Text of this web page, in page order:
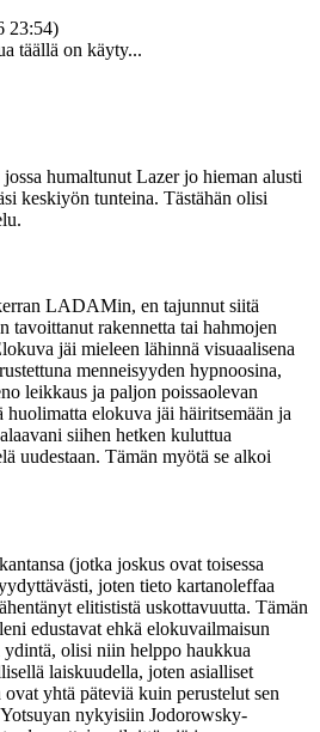
23:54)
täällä on käyty...
humaltunut Lazer jo hieman alusti
keskiyön tunteina. Tästähän olisi
LADAMin, en tajunnut siitä
tavoittanut rakennetta tai hahmojen
jäi mieleen lähinnä visuaalisena
menneisyyden hypnoosina,
leikkaus ja paljon poissaolevan
elokuva jäi häiritsemään ja
siihen hetken kuluttua
uudestaan. Tämän myötä se alkoi
(jotka joskus ovat toisessa
joten tieto kartanoleffaa
elitististä uskottavuutta. Tämän
edustavat ehkä elokuvailmaisun
olisi niin helppo haukkua
laiskuudella, joten asialliset
yhtä päteviä kuin perustelut sen
Yotsuyan nykyisiin Jodorowsky-